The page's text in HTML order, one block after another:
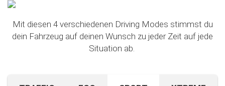
Mit diesen 4 verschiedenen Driving Modes stimmst du
dein Fahrzeug auf deinen Wunsch zu jeder Zeit auf jede
Situation ab.